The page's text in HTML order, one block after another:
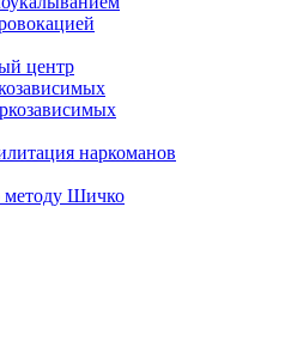
центр
наркоманов
методу Шичко